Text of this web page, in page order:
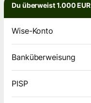
Du überweist 1.000 EUR
Wise-Konto
Banküberweisung
PISP